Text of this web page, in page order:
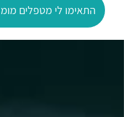
התאימו לי מטפלים